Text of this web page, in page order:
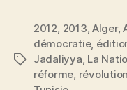
Étiquettes
2012 2013 Alger,
démocratie,
Jadaliyya La
réforme révolution